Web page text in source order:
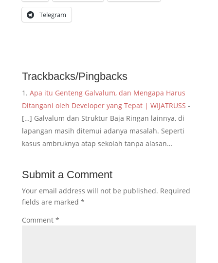
Telegram
Trackbacks/Pingbacks
Apa itu Genteng Galvalum, dan Mengapa Harus
Ditangani oleh Developer yang Tepat | WIJATRUSS -
[…] Galvalum dan Struktur Baja Ringan lainnya, di
lapangan masih ditemui adanya masalah. Seperti
kasus ambruknya atap sekolah tanpa alasan…
Submit a Comment
Your email address will not be published. Required
fields are marked *
Comment *